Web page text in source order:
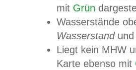
mit Grün
Wasserstände
Wasserstandund
Liegt kein MHW
Karte ebenso mit